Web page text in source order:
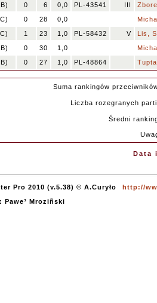
0 6 0,0 PL-43541 III
0 28 0,0
1 23 1,0 PL-58432 V
Lis,
0 30 1,0
0 27 1,0 PL-48864
Suma rankingów
Liczba rozegranych
Średni
Data
Pro 2010 (v.5.38) © A.Curyło
http://
Pawe³ Mroziñski